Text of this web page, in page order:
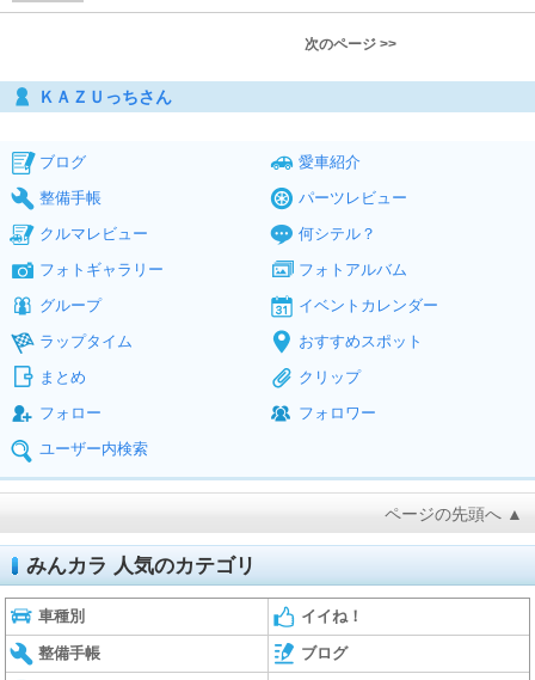
次のページ >>
ＫＡＺＵっちさん
ブログ
愛車紹介
整備手帳
パーツレビュー
クルマレビュー
何シテル？
フォトギャラリー
フォトアルバム
グループ
イベントカレンダー
ラップタイム
おすすめスポット
まとめ
クリップ
フォロー
フォロワー
ユーザー内検索
ページの先頭へ ▲
みんカラ 人気のカテゴリ
車種別 イイね！
整備手帳 ブログ